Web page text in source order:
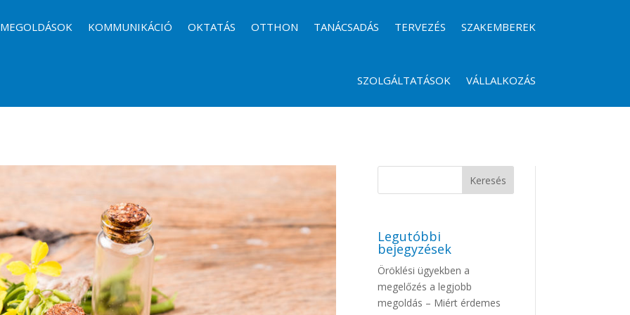
KOMMUNIKÁCIÓ OKTATÁS OTTHON TANÁCSADÁS TERVEZÉS SZAKEMBEREK
SZOLGÁLTATÁSOK VÁLLALKOZÁS
Legutóbbi
bejegyzések
Öröklési ügyekben a
megelőzés a legjobb
megoldás – Miért érdemes